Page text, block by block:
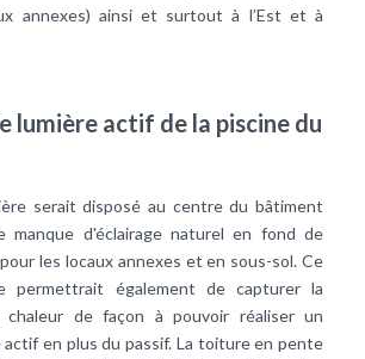
annexes) ainsi et surtout à l’Est et à
lumière actif de la piscine du
serait disposé au centre du bâtiment
manque d'éclairage naturel en fond de
les locaux annexes et en sous-sol. Ce
permettrait également de capturer la
de façon à pouvoir réaliser un
actif en plus du passif. La toiture en pente